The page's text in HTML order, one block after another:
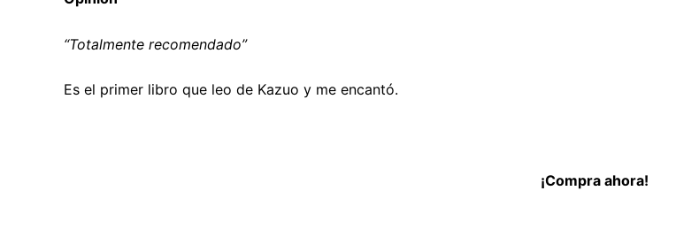
“Totalmente recomendado”
Es el primer libro que leo de Kazuo y me encantó.
¡Compra ahora!